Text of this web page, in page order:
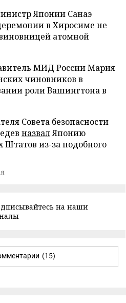
Японии Санаэ
в Хиросиме не
атомной
МИД России Мария
чиновников в
роли Вашингтона в
Совета безопасности
назвалЯпонию
из-за подобного
на наши
(15)